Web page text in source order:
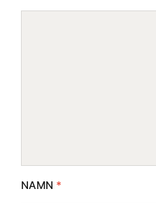
NAMN *